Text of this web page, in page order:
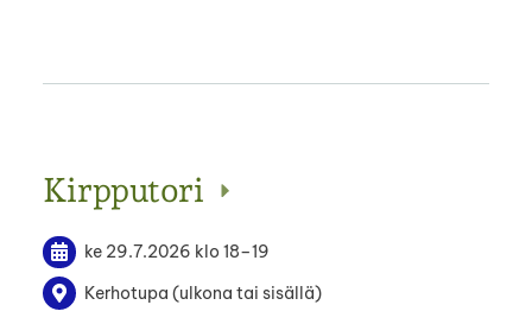
Kirpputori
ke 29.7.2026 klo 18–19
Kerhotupa (ulkona tai sisällä)